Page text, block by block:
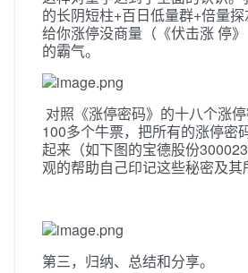
的长阴短柱+百日低量群+倍量
给你涨停没商量（《伏击涨 停
的霸气。
对照《涨停密码》的十八个涨
100多个牛票，把所有的涨停密
起来（如下图的宝德股份
观的帮助自己印记这些秘密及其
第三，归纳、总结和分享。